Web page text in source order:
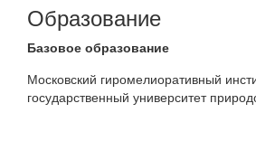
Образование
Базовое образование
Московский гиромелиоративный
государственный университет